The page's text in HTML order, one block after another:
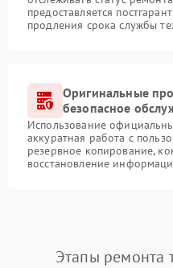
предоставляется
продления срока службы
Оригинальные
безопасное
Использование
аккуратная работа с
резервное копирование,
восстановление
Этапы ремонта